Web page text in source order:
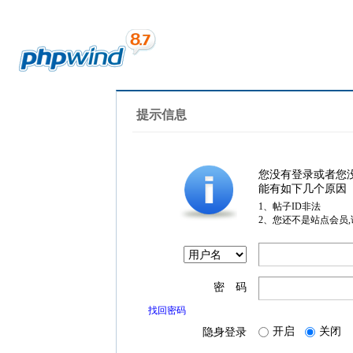
提示信息
您没有登录或者您
能有如下几个原因
1、帖子ID非法
2、您还不是站点会员
密 码
找回密码
隐身登录 开启 关闭